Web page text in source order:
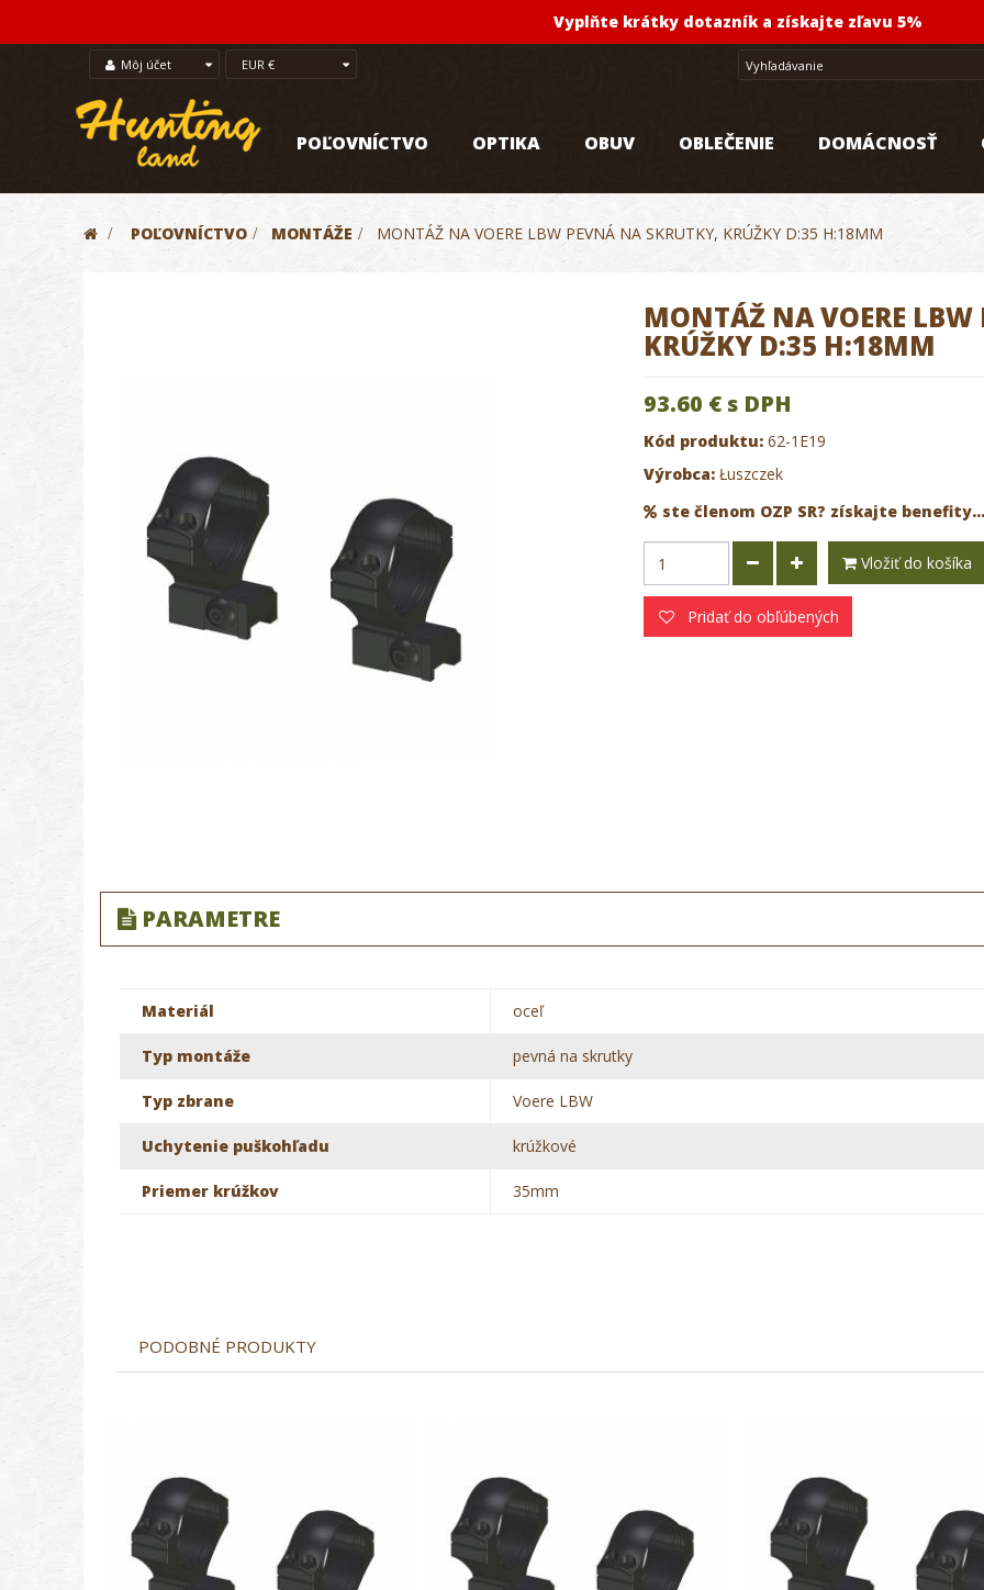
Vyplňte krátky dotazník a získajte zľavu 5%
Môj účet EUR €
POĽOVNÍCTVO OPTIKA OBUV OBLEČENIE DOMÁCNOSŤ
> POĽOVNÍCTVO > MONTÁŽE > MONTÁŽ NA VOERE LBW PEVNÁ NA SKRUTKY, KRÚŽKY D:35 H:18MM
MONTÁŽ NA VOERE
KRÚŽKY D:35 H:18MM
93.60 €s DPH
Kód produktu: 62-1E19
Výrobca: Łuszczek
ste členom OZP SR? získajte benefity...
Vložiť do košíka
Pridať do obľúbených
PARAMETRE
Materiál oceľ
Typ montáže pevná na skrutky
Typ zbrane Voere LBW
Uchytenie puškohľadu krúžkové
Priemer krúžkov 35mm
PODOBNÉ PRODUKTY